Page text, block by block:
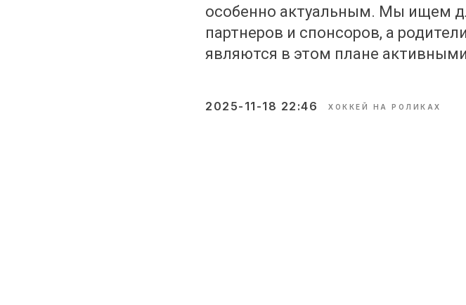
особенно актуальным. Мы ищем
партнеров и спонсоров, а
являются в этом плане
2025-11-18 22:46 ХОККЕЙ НА РОЛИКАХ